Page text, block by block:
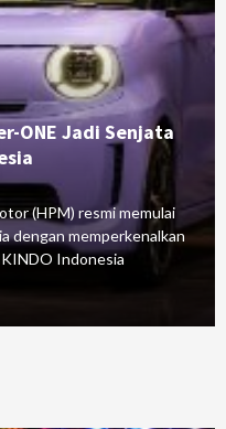
ONE Jadi Senjata
(HPM) resmi memulai
dengan memperkenalkan
Indonesia